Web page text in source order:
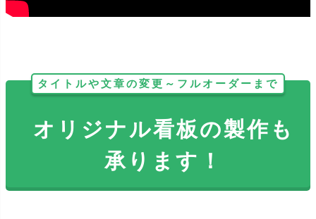
タイトルや文章の変更～フルオーダーまで
オリジナル看板の製作も
承ります！